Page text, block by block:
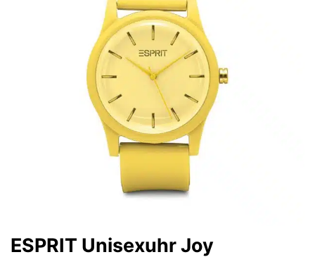
ESPRIT Unisexuhr Joy